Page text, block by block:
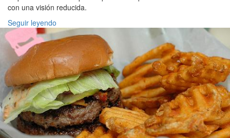
con una visión reducida.
Seguir leyendo